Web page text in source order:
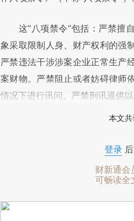
这“八项禁令”包括：严禁擅自
象采取限制人身、财产权利的强
严禁违法干涉涉案企业正常生产
案财物。严禁阻止或者妨碍律师
情况下进行讯问。严禁刑讯逼供
本文共
登录后
财新通会
可畅读全